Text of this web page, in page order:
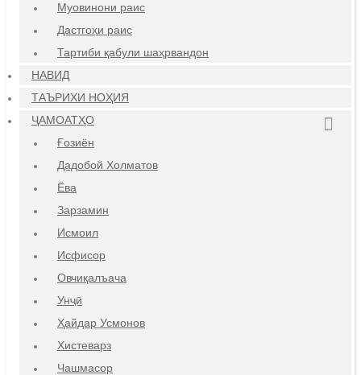
Муовинони раис
Дастгоҳи раис
Тартиби қабули шаҳрвандон
НАВИД
ТАЪРИХИ НОҲИЯ
ҶАМОАТҲО
Ғозиён
Дадобой Холматов
Ёва
Зарзамин
Исмоил
Исфисор
Овчиқалъача
Унҷӣ
Ҳайдар Усмонов
Хистеварз
Чашмасор